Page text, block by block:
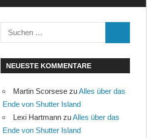
Suchen
nach:
NEUESTE KOMMENTARE
Martin Scorsese zuAlles über das
Ende von Shutter Island
Lexi Hartmann zuAlles über das
Ende von Shutter Island